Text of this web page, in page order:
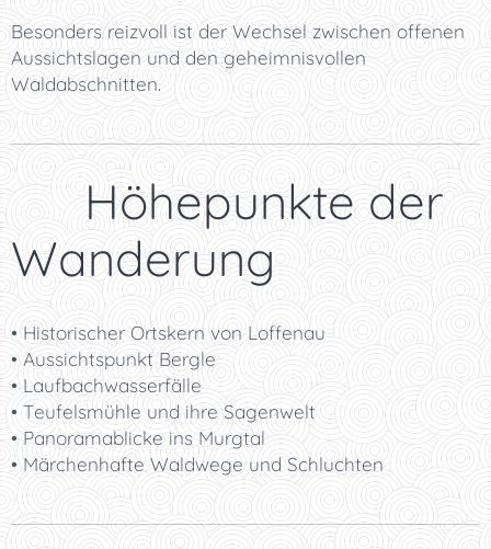
Besonders reizvoll ist der Wechsel zwischen offenen
Aussichtslagen und den geheimnisvollen
Waldabschnitten.
📸 Höhepunkte der
Wanderung
• Historischer Ortskern von Loffenau
• Aussichtspunkt Bergle
• Laufbachwasserfälle
• Teufelsmühle und ihre Sagenwelt
• Panoramablicke ins Murgtal
• Märchenhafte Waldwege und Schluchten